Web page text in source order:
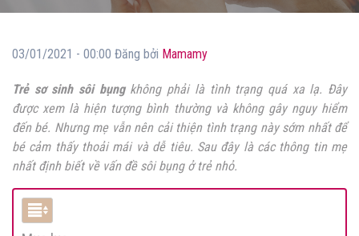
03/01/2021 - 00:00 Đăng bởi Mamamy
Trẻ sơ sinh sôi bụngkhông phải là tình trạng quá xa lạ. Đây
được xem là hiện tượng bình thường và không gây nguy hiểm
đến bé. Nhưng mẹ vẫn nên cải thiện tình trạng này sớm nhất để
bé cảm thấy thoải mái và dễ tiêu. Sau đây là các thông tin mẹ
nhất định biết về vấn đề sôi bụng ở trẻ nhỏ.